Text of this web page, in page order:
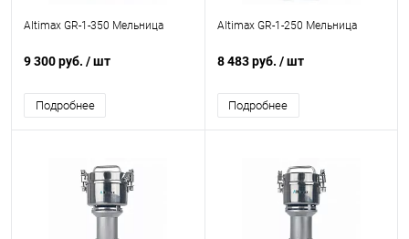
Altimax GR-1-350 Мельница
9 300 руб. / шт
Подробнее
Altimax GR-1-250 Мельница
8 483 руб. / шт
Подробнее